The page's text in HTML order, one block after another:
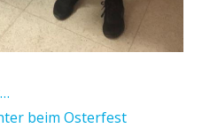
beim Osterfest